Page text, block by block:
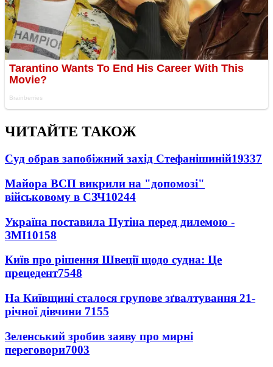
ЧИТАЙТЕ ТАКОЖ
Суд обрав запобіжний захід Стефанішиній19337
Майора ВСП викрили на "допомозі"
військовому в СЗЧ10244
Україна поставила Путіна перед дилемою -
ЗМІ10158
Київ про рішення Швеції щодо судна: Це
прецедент7548
На Київщині сталося групове зґвалтування 21-
річної дівчини 7155
Зеленський зробив заяву про мирні
переговори7003